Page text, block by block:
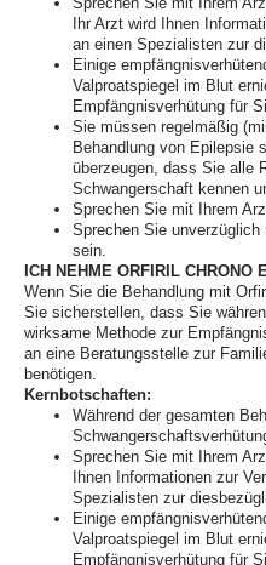
Ihr Arzt wird Ihnen
an einen Spezialisten zur
Einige
Valproatspiegel im Blut
Empfängnisverhütung für
Sie müssen regelmäßig
Behandlung von Epilepsie
überzeugen, dass Sie alle
Schwangerschaft kennen
Sprechen Sie mit Ihrem
Sprechen Sie
sein.
ICH NEHME ORFIRIL CHRONO
Wenn Sie die Behandlung mit
Sie sicherstellen, dass Sie
wirksame Methode zur
an eine Beratungsstelle zur
benötigen.
Kernbotschaften:
Während der gesamten
Sprechen Sie mit Ihrem
Ihnen Informationen zur
Spezialisten zur
Einige
Valproatspiegel im Blut
Empfängnisverhütung für